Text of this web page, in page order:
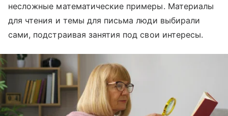
несложные математические примеры. Материалы
для чтения и темы для письма люди выбирали
сами, подстраивая занятия под свои интересы.